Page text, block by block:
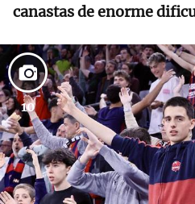
canastas de enorme
10